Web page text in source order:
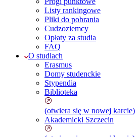
Listy rankingowe
Pliki do pobrania
Cudzoziemcy
Opłaty za studia
FAQ
O studiach
Erasmus
Domy studenckie
Stypendia
Biblioteka
(otwiera się w nowej karcie)
Akademicki Szczecin